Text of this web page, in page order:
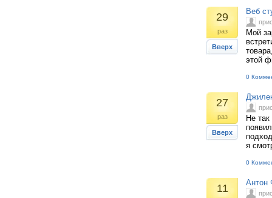
29
раз
Вверх
Веб
Мой
этой
0
27
раз
Вверх
Не
я
0
11 Антон